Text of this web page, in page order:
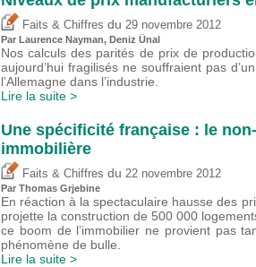
Faits & Chiffres du 29 novembre 2012
Par Laurence Nayman, Deniz Ünal
Nos calculs des parités de prix de
aujourd’hui fragilisés ne souffraient pas
l’Allemagne dans l’industrie.
Lire la suite >
Une spécificité française : le
immobilière
Faits & Chiffres du 22 novembre 2012
Par Thomas Grjebine
En réaction à la spectaculaire hausse des
projette la construction de 500 000
ce boom de l’immobilier ne provient pas
phénomène de bulle.
Lire la suite >